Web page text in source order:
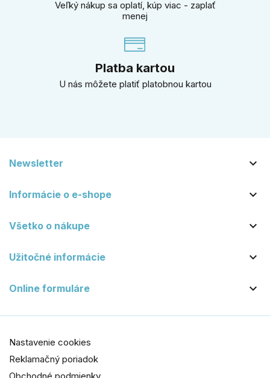
Veľký nákup sa oplatí, kúp viac - zaplať
menej
Platba kartou
U nás môžete platiť platobnou kartou
Newsletter 
Informácie o e-shope 
Všetko o nákupe 
Užitočné informácie 
Online formuláre 
Nastavenie cookies
Reklamačný poriadok
Obchodné podmienky